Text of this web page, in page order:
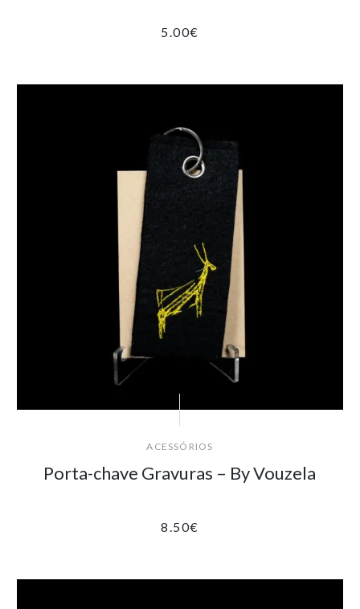
5.00€
ACESSÓRIOS
Porta-chave Gravuras – By Vouzela
8.50€